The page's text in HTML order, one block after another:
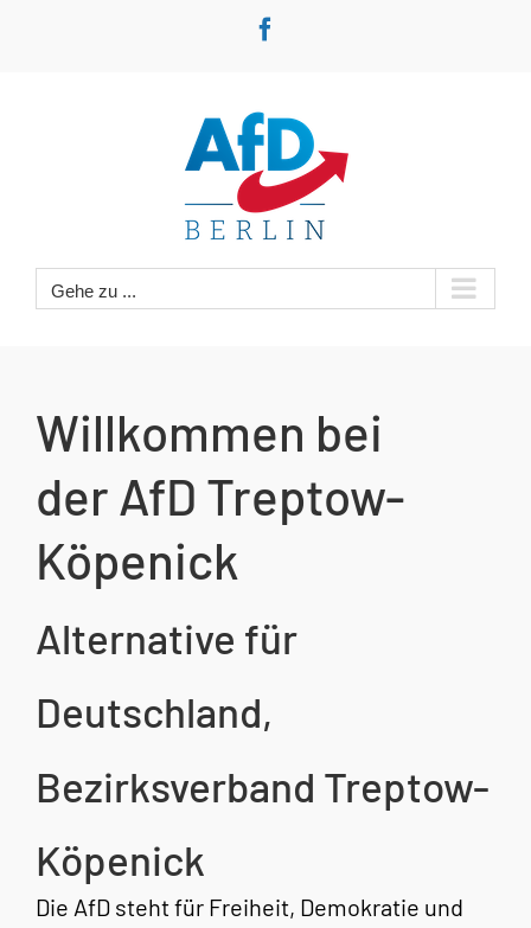
Gehe zu ...
Willkommen bei
der AfD Treptow-
Köpenick
Alternative für
Deutschland,
Bezirksverband Treptow-
Köpenick
Die AfD steht für Freiheit, Demokratie und